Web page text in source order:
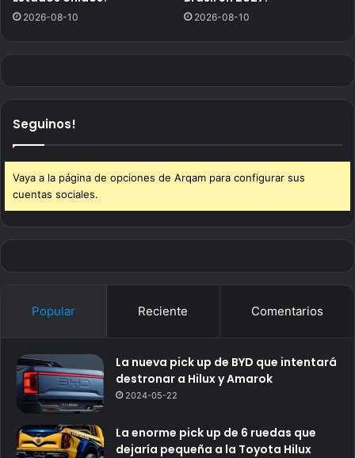
2026-08-10 2026-08-10
Seguinos!
Vaya a la página de opciones de Arqam para configurar sus
cuentas sociales.
Popular Reciente Comentarios
La nueva pick up de BYD que intentará
destronar a Hilux y Amarok
2024-05-22
La enorme pick up de 6 ruedas que
dejaría pequeña a la Toyota Hilux